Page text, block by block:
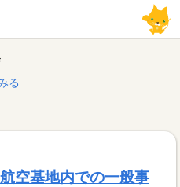
る
空基地内での一般事